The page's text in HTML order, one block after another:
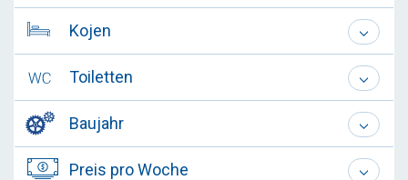
Kojen
Toiletten
Baujahr
Preis pro Woche